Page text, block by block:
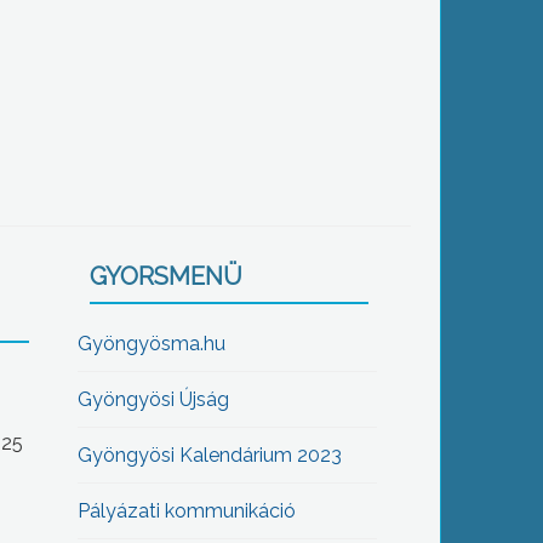
GYORSMENÜ
Gyöngyösma.hu
Gyöngyösi Újság
Gyöngyösi Kalendárium 2023
Pályázati kommunikáció